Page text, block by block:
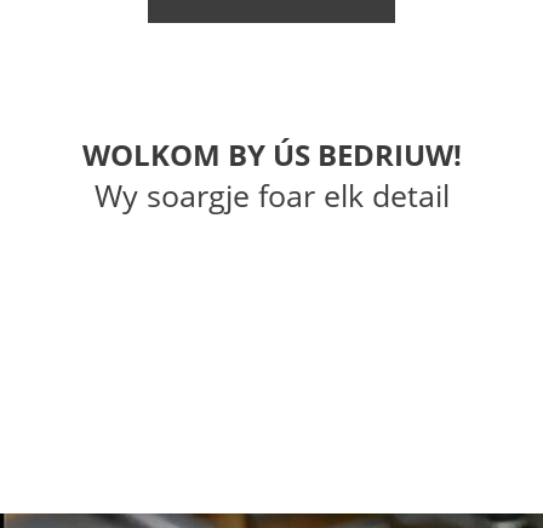
WOLKOM BY ÚS BEDRIUW!
Wy soargje foar elk detail